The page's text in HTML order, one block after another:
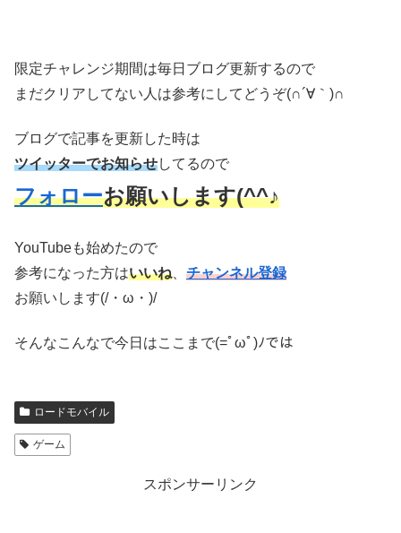
限定チャレンジ期間は毎日ブログ更新するので
まだクリアしてない人は参考にしてどうぞ(∩´∀｀)∩
ブログで記事を更新した時は
ツイッターでお知らせしてるので
フォローお願いします(^^♪
YouTubeも始めたので
参考になった方はいいね
チャンネル登録
お願いします(/・ω・)/
そんなこんなで今日はここまで(=ﾟωﾟ)ﾉでは
ロードモバイル
ゲーム
スポンサーリンク